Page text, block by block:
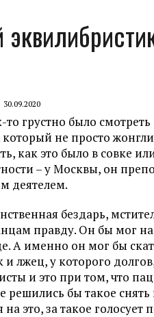
30.09.2020
то грустно было
не просто
как это было в совке
– у Москвы, он
деятелем.
бездарь,
правду. Он бы мог
А именно он мог бы
лжец, у которого
и это при том, что
бы такое
это, за такое голосует